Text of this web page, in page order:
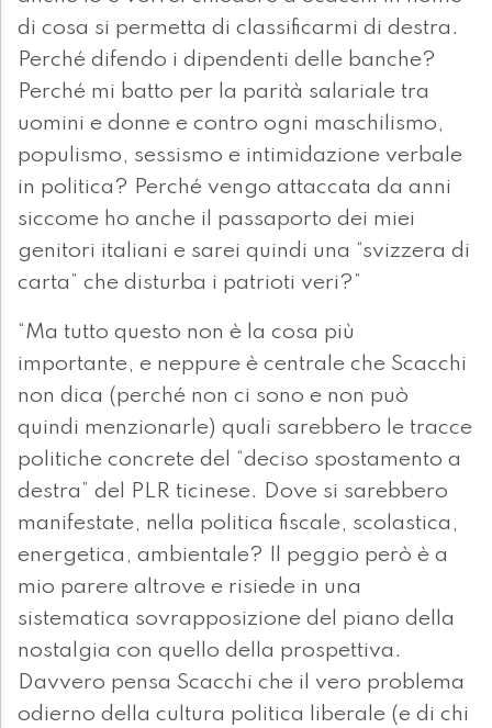
di cosa si permetta di classificarmi di destra.
Perché difendo i dipendenti delle banche?
Perché mi batto per la parità salariale tra
uomini e donne e contro ogni maschilismo,
populismo, sessismo e intimidazione verbale
in politica? Perché vengo attaccata da anni
siccome ho anche il passaporto dei miei
genitori italiani e sarei quindi una “svizzera di
carta” che disturba i patrioti veri?”
“Ma tutto questo non è la cosa più
importante, e neppure è centrale che Scacchi
non dica (perché non ci sono e non può
quindi menzionarle) quali sarebbero le tracce
politiche concrete del “deciso spostamento a
destra” del PLR ticinese. Dove si sarebbero
manifestate, nella politica fiscale, scolastica,
energetica, ambientale? Il peggio però è a
mio parere altrove e risiede in una
sistematica sovrapposizione del piano della
nostalgia con quello della prospettiva.
Davvero pensa Scacchi che il vero problema
odierno della cultura politica liberale (e di chi